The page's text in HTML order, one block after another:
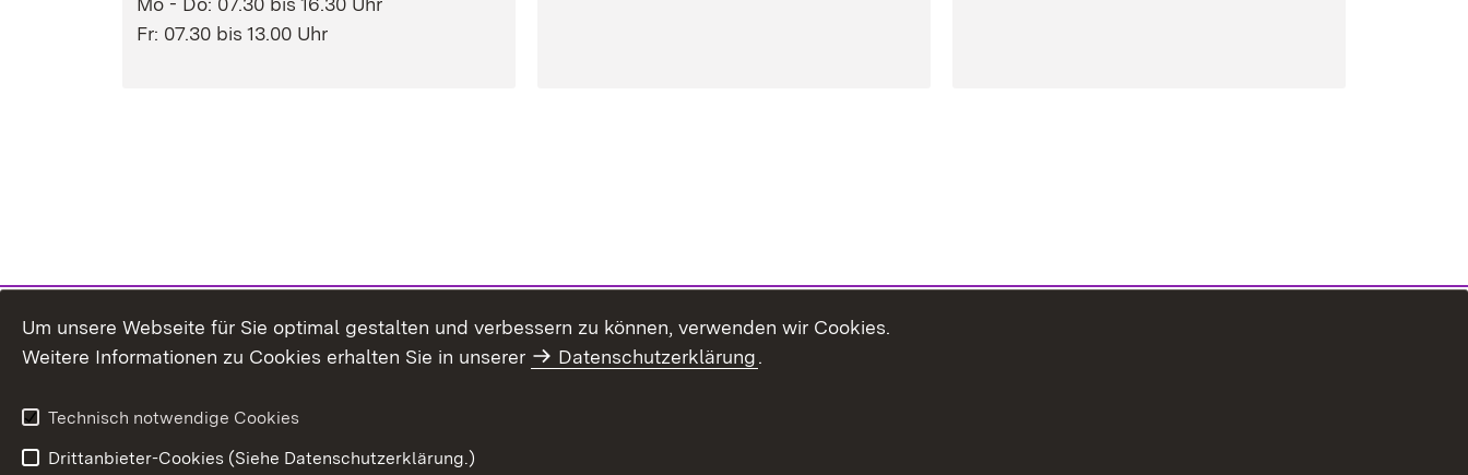
Fr: 07.30 bis 13.00 Uhr
Um unsere Webseite für Sie optimal gestalten und verbessern zu können, verwenden wir Cookies.
Weitere Informationen zu Cookies erhalten Sie in unserer
Datenschutzerklärung.
Technisch notwendige Cookies
Drittanbieter-Cookies (Siehe Datenschutzerklärung.)